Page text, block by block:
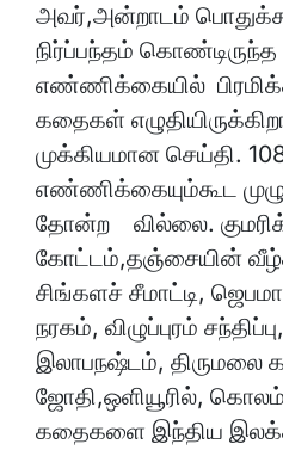
அவர்,அன்றாடம்
நிர்ப்பந்தம்
எண்ணிக்கையில்
கதைகள்
முக்கியமான செய்தி.
எண்ணிக்கையும்கூட
தோன்ற வில்லை.
கோட்டம்,தஞ்சையின்
சிங்களச் சீமாட்டி,
நரகம், விழுப்புரம்
இலாபநஷ்டம், திருமலை
ஜோதி,ஒளியூரில்,
கதைகளை இந்திய